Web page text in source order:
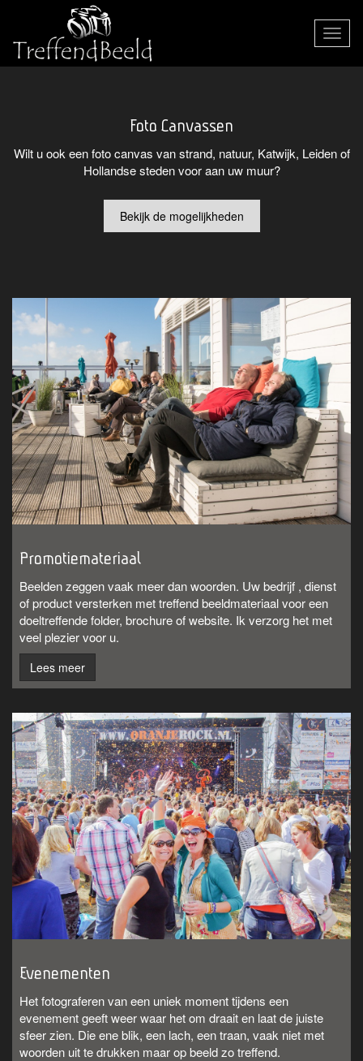
Toggle
Foto Canvassen
Wilt u ook een foto canvas van strand, natuur, Katwijk, Leiden of
Hollandse steden voor aan uw muur?
Bekijk de mogelijkheden
Promotiemateriaal
Beelden zeggen vaak meer dan woorden. Uw bedrijf , dienst
of product versterken met treffend beeldmateriaal voor een
doeltreffende folder, brochure of website. Ik verzorg het met
veel plezier voor u.
Lees meer
Evenementen
Het fotograferen van een uniek moment tijdens een
evenement geeft weer waar het om draait en laat de juiste
sfeer zien. Die ene blik, een lach, een traan, vaak niet met
woorden uit te drukken maar op beeld zo treffend.